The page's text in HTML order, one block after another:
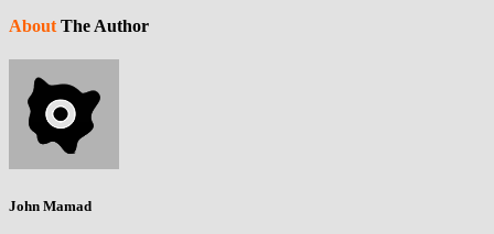
About The Author
John Mamad